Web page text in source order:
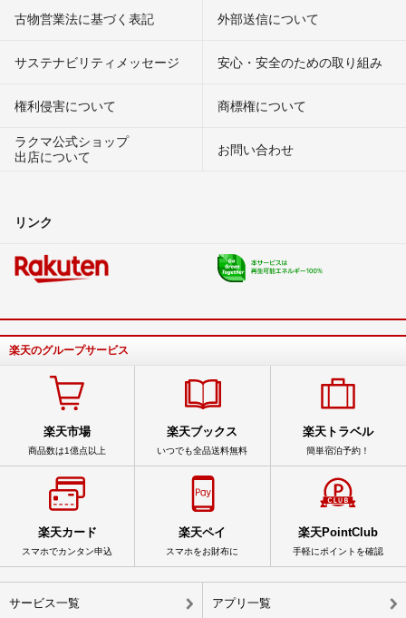
古物営業法に基づく表記 外部送信について
サステナビリティメッセージ 安心・安全のための取り組み
権利侵害について
商標権について
ラクマ公式ショップ
出店について
お問い合わせ
リンク
楽天のグループサービス
楽天市場
商品数は1億点以上
楽天ブックス
いつでも全品送料無料
楽天トラベル
簡単宿泊予約！
楽天カード
スマホでカンタン申込
楽天ペイ
スマホをお財布に
楽天PointClub
手軽にポイントを確認
サービス一覧 アプリ一覧